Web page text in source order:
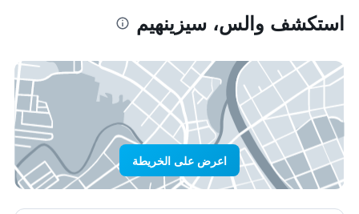
استكشف والس، سيزينهيم
اعرض على الخريطة